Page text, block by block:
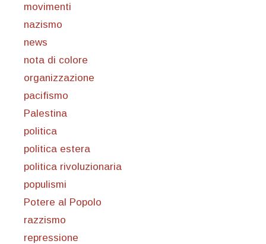
movimenti
nazismo
news
nota di colore
organizzazione
pacifismo
Palestina
politica
politica estera
politica rivoluzionaria
populismi
Potere al Popolo
razzismo
repressione